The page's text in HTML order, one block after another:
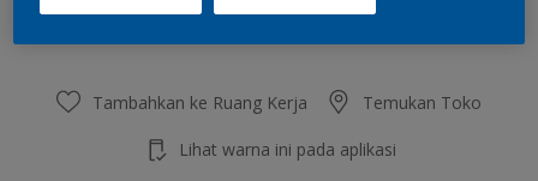
Hitung
Tambahkan ke Ruang Kerja Temukan Toko
Lihat warna ini pada aplikasi